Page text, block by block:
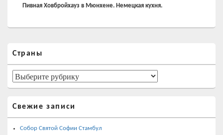
запись:
Пивная Ховбройхауз в Мюнхене. Немецкая кухня.
основной
боковой
панели
Страны
Страны
Свежие записи
Собор Святой Софии Стамбул